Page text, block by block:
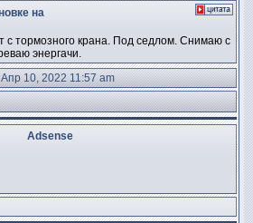
на
с тормозного крана. Под седлом. Снимаю с
энергачи.
10, 2022 11:57 am
Adsense